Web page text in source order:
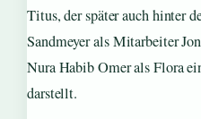
Titus, der später auch hinter
Sandmeyer als Mitarbeiter
Nura Habib Omer als Flora
darstellt.